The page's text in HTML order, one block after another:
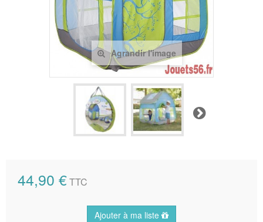
Agrandir l'image
Suivant
44,90 €TTC
Ajouter à ma liste